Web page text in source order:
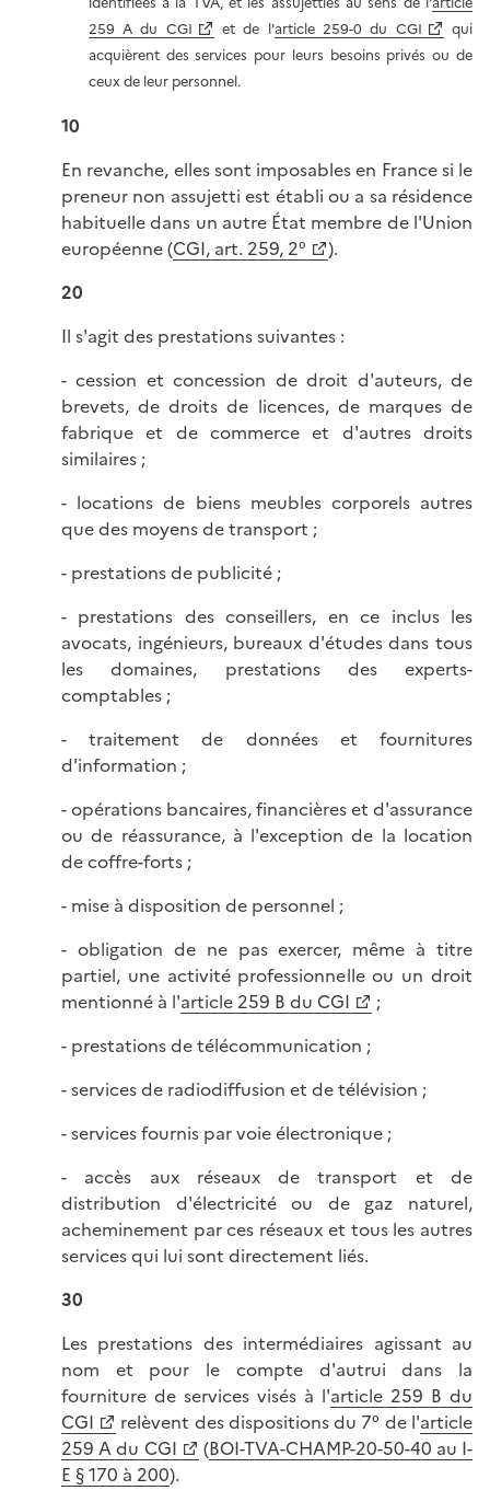
259 A du CGI
et de l'article 259-0 du CGI
qui
acquièrent des services pour leurs besoins privés ou de
ceux de leur personnel.
10
En revanche, elles sont imposables en France si le
preneur non assujetti est établi ou a sa résidence
habituelle dans un autre État membre de l'Union
européenne (CGI, art. 259, 2°
).
20
Il s'agit des prestations suivantes :
- cession et concession de droit d'auteurs, de
brevets, de droits de licences, de marques de
fabrique et de commerce et d'autres droits
similaires ;
- locations de biens meubles corporels autres
que des moyens de transport ;
- prestations de publicité ;
- prestations des conseillers, en ce inclus les
avocats, ingénieurs, bureaux d'études dans tous
les domaines, prestations des experts-
comptables ;
- traitement de données et fournitures
d'information ;
- opérations bancaires, financières et d'assurance
ou de réassurance, à l'exception de la location
de coffre-forts ;
- mise à disposition de personnel ;
- obligation de ne pas exercer, même à titre
partiel, une activité professionnelle ou un droit
mentionné à l'article 259 B du CGI
;
- prestations de télécommunication ;
- services de radiodiffusion et de télévision ;
- services fournis par voie électronique ;
- accès aux réseaux de transport et de
distribution d'électricité ou de gaz naturel,
acheminement par ces réseaux et tous les autres
services qui lui sont directement liés.
30
Les prestations des intermédiaires agissant au
nom et pour le compte d'autrui dans la
fourniture de services visés à l'article 259 B du
CGI
relèvent des dispositions du 7° de l'article
259 A du CGI
(BOI-TVA-CHAMP-20-50-40 au I-
E § 170 à 200).